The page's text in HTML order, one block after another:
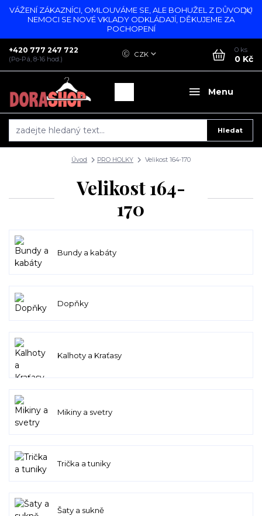
VÁŽENÍ ZÁKAZNÍCI, OMLOUVÁME SE, ALE BOHUŽEL Z DŮVODU
NEMOCI SE NOVÉ VKLADY ODKLÁDAJÍ, DĚKUJEME ZA
POCHOPENÍ
Menu
CZK
Hledat
+420 777 247 722
(Po-Pá, 8-16 hod.)
0 ks
0 Kč
Úvod PRO HOLKY Velikost 164-170
Velikost 164-
170
Bundy a kabáty
Dopňky
Kalhoty a Kraťasy
Mikiny a svetry
Trička a tuniky
Šaty a sukně